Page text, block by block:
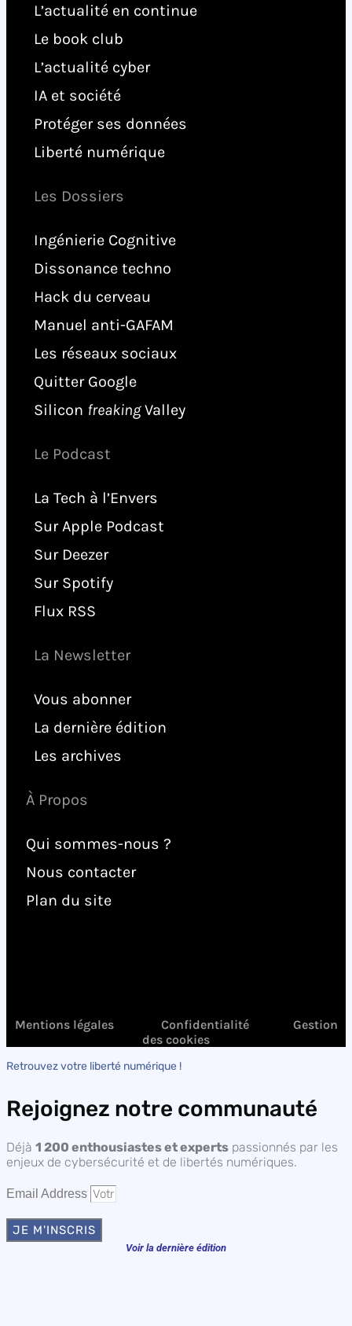
L’actualité en continue
Le book club
L’actualité cyber
IA et société
Protéger ses données
Liberté numérique
Les Dossiers
Ingénierie Cognitive
Dissonance techno
Hack du cerveau
Manuel anti-GAFAM
Les réseaux sociaux
Quitter Google
Silicon freakingValley
Le Podcast
La Tech à l’Envers
Sur Apple Podcast
Sur Deezer
Sur Spotify
Flux RSS
La Newsletter
Vous abonner
La dernière édition
Les archives
À Propos
Qui sommes-nous ?
Nous contacter
Plan du site
Mentions légales ConfidentialitéGestion
des cookies
Retrouvez votre liberté numérique !
Rejoignez notre communauté
Déjà 1 200 enthousiastes et experts passionnés par les
enjeux de cybersécurité et de libertés numériques.
Email Address
JE M'INSCRIS
Voir la dernière édition